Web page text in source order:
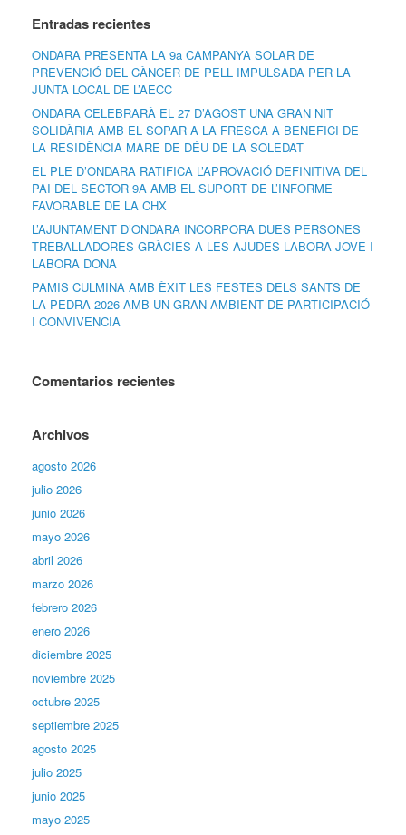
Entradas recientes
ONDARA PRESENTA LA 9a CAMPANYA SOLAR DE
PREVENCIÓ DEL CÀNCER DE PELL IMPULSADA PER LA
JUNTA LOCAL DE L’AECC
ONDARA CELEBRARÀ EL 27 D’AGOST UNA GRAN NIT
SOLIDÀRIA AMB EL SOPAR A LA FRESCA A BENEFICI DE
LA RESIDÈNCIA MARE DE DÉU DE LA SOLEDAT
EL PLE D’ONDARA RATIFICA L’APROVACIÓ DEFINITIVA DEL
PAI DEL SECTOR 9A AMB EL SUPORT DE L’INFORME
FAVORABLE DE LA CHX
L’AJUNTAMENT D’ONDARA INCORPORA DUES PERSONES
TREBALLADORES GRÀCIES A LES AJUDES LABORA JOVE I
LABORA DONA
PAMIS CULMINA AMB ÈXIT LES FESTES DELS SANTS DE
LA PEDRA 2026 AMB UN GRAN AMBIENT DE PARTICIPACIÓ
I CONVIVÈNCIA
Comentarios recientes
Archivos
agosto 2026
julio 2026
junio 2026
mayo 2026
abril 2026
marzo 2026
febrero 2026
enero 2026
diciembre 2025
noviembre 2025
octubre 2025
septiembre 2025
agosto 2025
julio 2025
junio 2025
mayo 2025